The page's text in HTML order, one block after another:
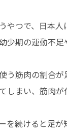
やつで、日本人
少期の運動不
う筋肉の割合
しまい、筋肉
を続けると足